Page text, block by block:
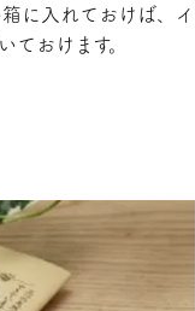
に入れておけば、イ
ておけます。